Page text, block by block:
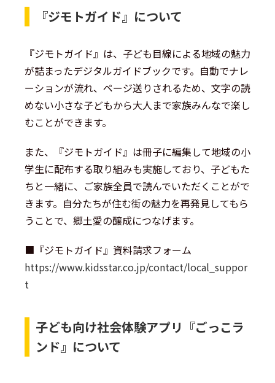
『ジモトガイド』について
『ジモトガイド』は、子ども目線による地域の魅力
が詰まったデジタルガイドブックです。自動でナレ
ーションが流れ、ページ送りされるため、文字の読
めない小さな子どもから大人まで家族みんなで楽し
むことができます。
また、『ジモトガイド』は冊子に編集して地域の小
学生に配布する取り組みも実施しており、子どもた
ちと一緒に、ご家族全員で読んでいただくことがで
きます。自分たちが住む街の魅力を再発見してもら
うことで、郷土愛の醸成につなげます。
■『ジモトガイド』資料請求フォーム
https://www.kidsstar.co.jp/contact/local_suppor
t
子ども向け社会体験アプリ『ごっこラ
ンド』について